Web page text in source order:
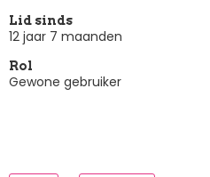
Lid sinds
12 jaar 7 maanden
Rol
Gewone gebruiker